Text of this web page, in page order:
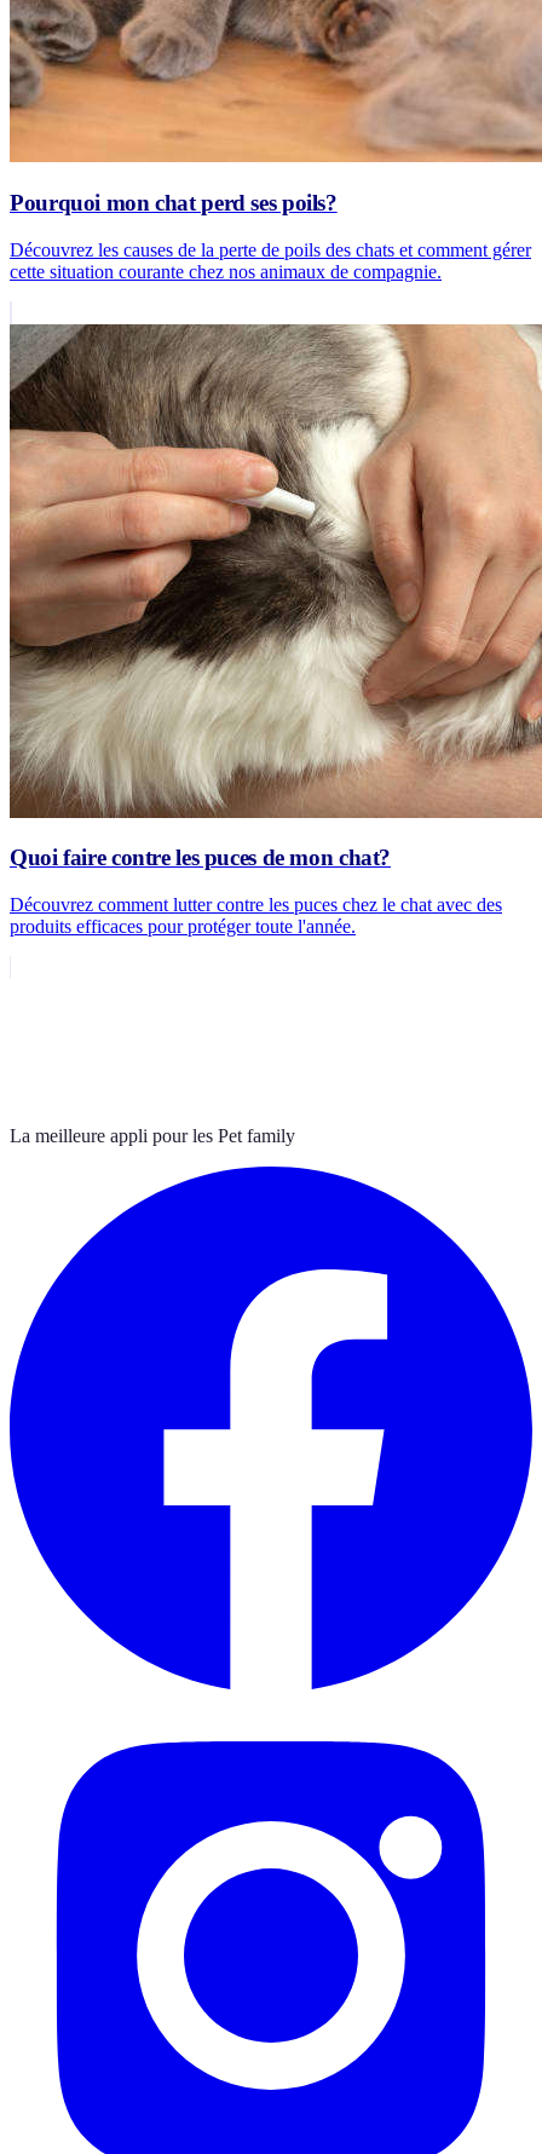
Pourquoi mon chat perd ses poils?
Découvrez les causes de la perte de poils des chats et comment gérer
cette situation courante chez nos animaux de compagnie.
Quoi faire contre les puces de mon chat?
Découvrez comment lutter contre les puces chez le chat avec des
produits efficaces pour protéger toute l'année.
La meilleure appli pour les Pet family